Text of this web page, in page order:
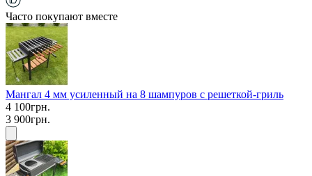
Часто покупают вместе
Мангал 4 мм усиленный на 8 шампуров с решеткой-гриль
4 100грн.
3 900грн.